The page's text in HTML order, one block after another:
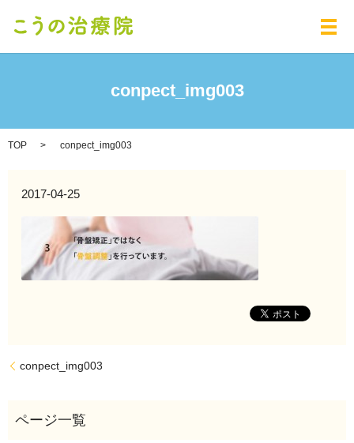
メ
conpect_img003
TOP conpect_img003
2017-04-25
conpect_img003